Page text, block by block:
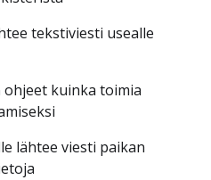
tekstiviesti usealle
ohjeet kuinka toimia
lähtee viesti paikan